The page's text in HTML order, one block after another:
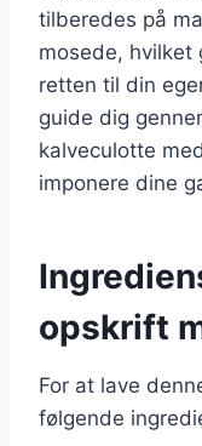
tilberedes på
mosede, hvilket
retten til din
guide dig
kalveculotte
imponere dine
opskrift
For at lave
følgende